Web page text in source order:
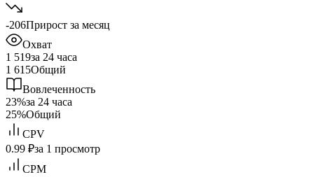
-206Прирост за месяц
Охват
1 519за 24 часа
1 615Общий
Вовлеченность
23%за 24 часа
25%Общий
CPV
0.99 ₽за 1 просмотр
CPM